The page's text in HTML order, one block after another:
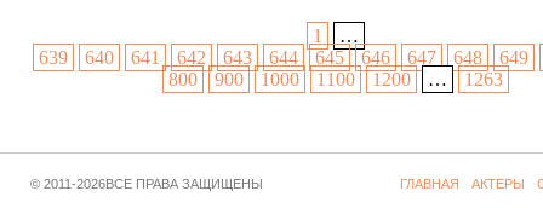
1
…
639
640 641 642 643 644 645 646 647 648
649
800
900 1000 1100 1200 … 1263
© 2011-2026ВСЕ ПРАВА ЗАЩИЩЕНЫ ГЛАВНАЯ АКТЕРЫ